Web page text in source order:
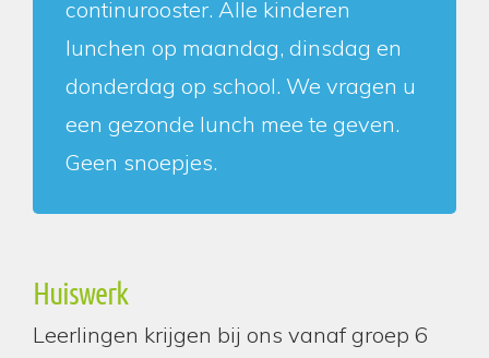
continurooster. Alle kinderen
lunchen op maandag, dinsdag en
donderdag op school. We vragen u
een gezonde lunch mee te geven.
Geen snoepjes.
Huiswerk
Leerlingen krijgen bij ons vanaf groep 6